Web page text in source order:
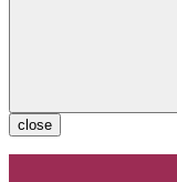
close